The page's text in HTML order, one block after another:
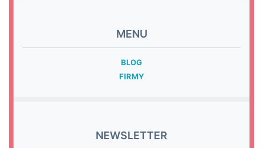
MENU
BLOG
FIRMY
NEWSLETTER